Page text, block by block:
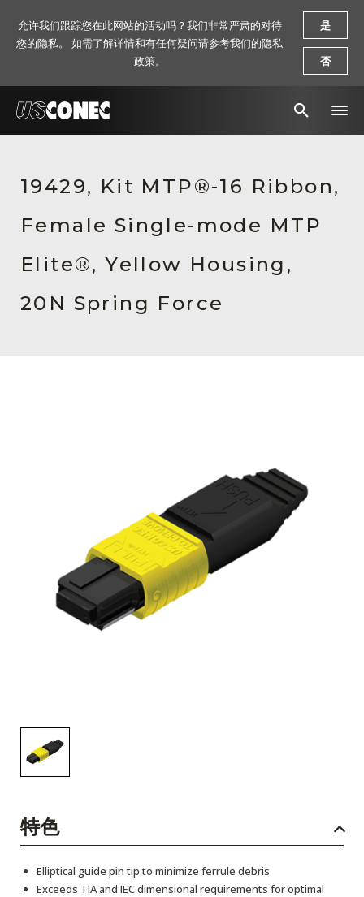
解决方案
产品
资源
关于我们
19429, Kit MTP®-16 Ribbon,
Female Single-mode MTP
Elite®, Yellow Housing,
20N Spring Force
特色
Elliptical guide pin tip to minimize ferrule debris
Exceeds TIA and IEC dimensional requirements for optimal
允许我们跟踪您在此网站的活动吗？我们非常严肃的对待
您的隐私。 如需了解详情和有任何疑问请参考我们的隐私
政策。
是
否